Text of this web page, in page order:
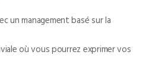
un management basé sur la
où vous pourrez exprimer vos